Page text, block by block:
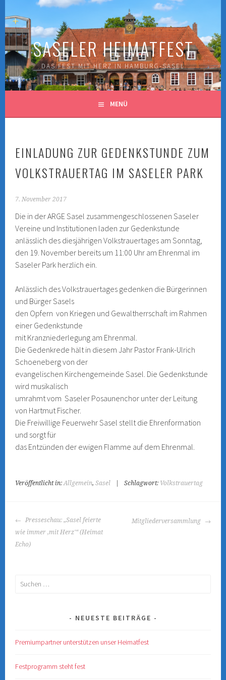
zum
Inhalt
SASELER HEIMATFEST
DAS FEST MIT HERZ IN HAMBURG-SASEL
MENÜ
EINLADUNG ZUR GEDENKSTUNDE ZUM
VOLKSTRAUERTAG IM SASELER PARK
7. November 2017
Die in der ARGE Sasel zusammengeschlossenen Saseler
Vereine und Institutionen laden zur Gedenkstunde
anlässlich des diesjährigen Volkstrauertages am Sonntag,
den 19. November bereits um 11:00 Uhr am Ehrenmal im
Saseler Park herzlich ein.
Anlässlich des Volkstrauertages gedenken die Bürgerinnen
und Bürger Sasels
den Opfern von Kriegen und Gewaltherrschaft im Rahmen
einer Gedenkstunde
mit Kranzniederlegung am Ehrenmal.
Die Gedenkrede hält in diesem Jahr Pastor Frank-Ulrich
Schoeneberg von der
evangelischen Kirchengemeinde Sasel. Die Gedenkstunde
wird musikalisch
umrahmt vom Saseler Posaunenchor unter der Leitung
von Hartmut Fischer.
Die Freiwillige Feuerwehr Sasel stellt die Ehrenformation
und sorgt für
das Entzünden der ewigen Flamme auf dem Ehrenmal.
Veröffentlicht in:Allgemein,Sasel Schlagwort: Volkstrauertag
BEITRAGS-
NAVIGATION
Presseschau: „Sasel feierte
wie immer ‚mit Herz'“ (Heimat
Echo)
Mitgliederversammlung
Suchen
NEUESTE BEITRÄGE
Premiumpartner unterstützen unser Heimatfest
Festprogramm steht fest